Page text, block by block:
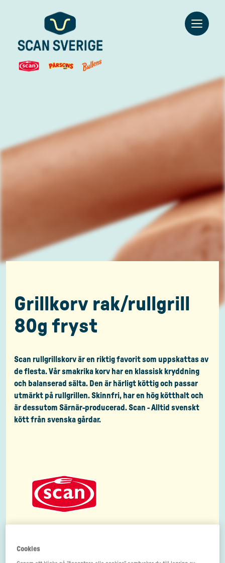
Grillkorv rak/rullgrill
80g fryst
Scan rullgrillskorv är en riktig favorit som uppskattas av
de flesta. Vår smakrika korv har en klassisk kryddning
och balanserad sälta. Den är härligt köttig och passar
utmärkt på rullgrillen. Skinnfri, har en hög kötthalt och
är dessutom Särnär-producerad. Scan - Alltid svenskt
kött från svenska gårdar.
Cookies